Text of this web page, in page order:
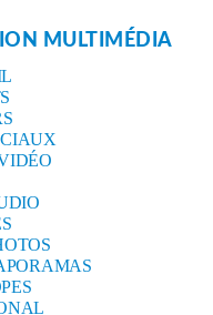
MULTIMÉDIA